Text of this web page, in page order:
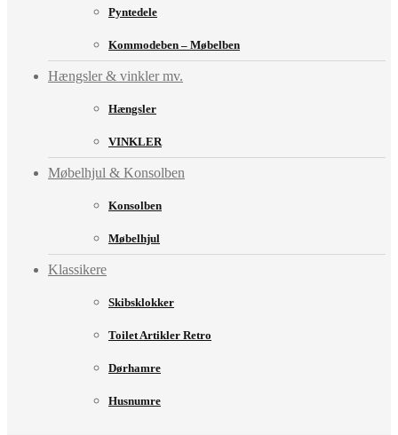
Pyntedele
Kommodeben – Møbelben
Hængsler & vinkler mv.
Hængsler
VINKLER
Møbelhjul & Konsolben
Konsolben
Møbelhjul
Klassikere
Skibsklokker
Toilet Artikler Retro
Dørhamre
Husnumre